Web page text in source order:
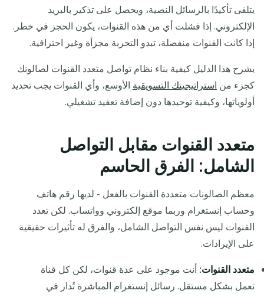
يتلقى تأكيدًا بالرسائل النصية، ويحصل على تذكير بالبريد
الإلكتروني. إذا فشلت أي من هذه القنوات، يكون الحجز في خطر.
إذا كانت القنوات منفصلة، تبدو التجربة مجزأة وغير احترافية.
يشرح هذا الدليل كيفية بناء نظام تواصل متعدد القنوات لصالونك
كجزء من استراتيجيتك التسويقية الأوسع، وأي القنوات يجب تحديد
أولوياتها، وكيفية توحيدها دون إضافة تعقيد تشغيلي.
متعدد القنوات مقابل التواصل
الشامل: الفرق الحاسم
معظم الصالونات متعددة القنوات بالفعل - لديها رقم هاتف
وحساب إنستغرام وربما موقع إلكتروني وواتساب. لكن تعدد
القنوات ليس نفس التواصل الشامل، والفرق له تأثيرات حقيقية
على الإيرادات.
متعدد القنوات: أنت موجود على عدة قنوات، لكن كل قناة
تعمل بشكل مستقل. رسائل إنستغرام المباشرة تُدار في